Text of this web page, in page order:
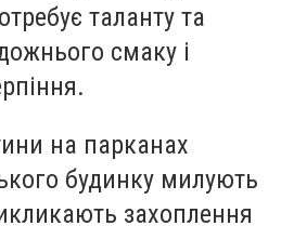
таланту та
смаку і
на парканах
будинку милують
захоплення